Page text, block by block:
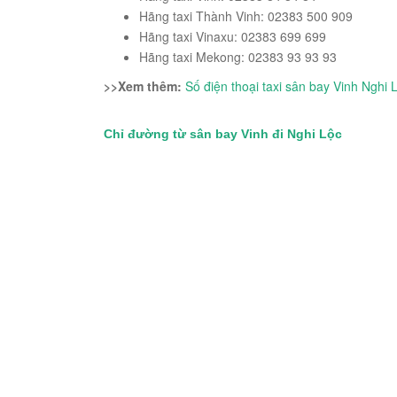
Hãng taxi Thành Vinh: 02383 500 909
Hãng taxi Vinaxu: 02383 699 699
Hãng taxi Mekong: 02383 93 93 93
>>Xem thêm: Số điện thoại taxi sân bay Vinh Nghi
Chỉ đường từ sân bay Vinh đi Nghi Lộc